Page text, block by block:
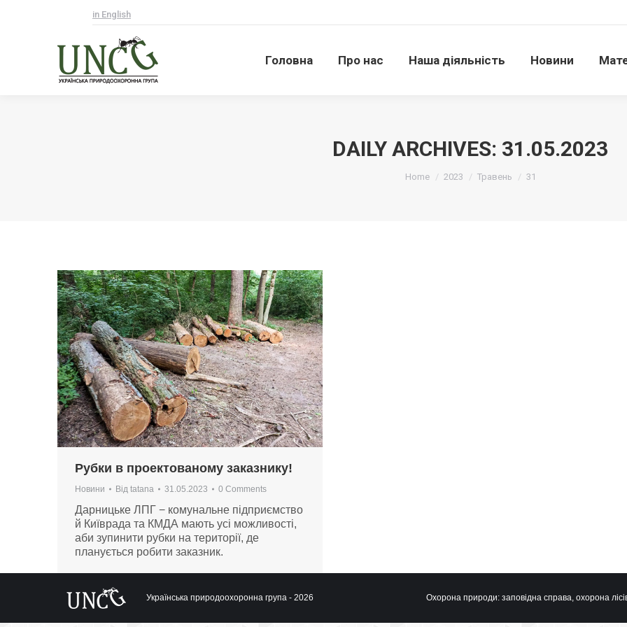
in English
Головна Про нас Наша діяльність Новини
DAILY ARCHIVES: 31.05.2023
Home 2023 Травень 31
Рубки в проектованому заказнику!
Новини Від tatana 31.05.2023 0 Comments
Дарницьке ЛПГ − комунальне підприємство
й Київрада та КМДА мають усі можливості,
аби зупинити рубки на території, де
планується робити заказник.
Українська природоохоронна група - 2026 Охорона природи: заповідна справа, охорона
Головна Про нас Наша діяльність Новини